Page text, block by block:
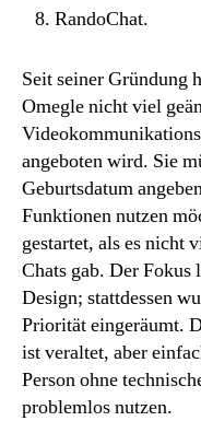
RandoChat.
Seit seiner Gründung
Omegle nicht viel
angeboten wird. Sie
Geburtsdatum
Funktionen nutzen
gestartet, als es nicht
Chats gab. Der
Design; stattdessen
Priorität eingeräumt.
ist veraltet, aber
Person ohne
problemlos nutzen.